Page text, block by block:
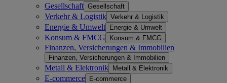
Gesellschaft Gesellschaft
Verkehr & Logistik Verkehr & Logistik
Energie & Umwelt Energie & Umwelt
Konsum & FMCG Konsum & FMCG
Finanzen, Versicherungen & Immobilien
Finanzen, Versicherungen & Immobilien
Metall & Elektronik Metall & Elektronik
E-commerce E-commerce